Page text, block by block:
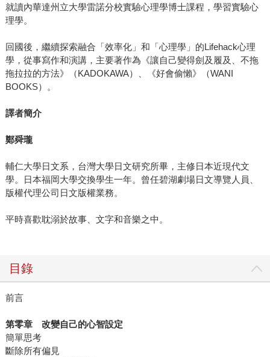
就讀內華達州立大學雷諾分校實驗心理學博士課程，學習實驗心
理學。
回國後，繼續探索融合「效率化」和「心理學」的Lifehack心理
學，從事寫作和演講，主要著作為《讓自己變得劍及履及、不拖
拖拉拉的方法》（KADOKAWA）、《好會偷懶》（WANI
BOOKS）。
譯者簡介
鄭舜瓏
輔仁大學日文系，台灣大學日文研究所畢，主修日本近現代文
學。日本福岡大學交換學生一年。曾任碧湖劇場日文導覽人員、
版權代理公司日文版權業務。
平時喜歡耽溺於故事、文字和音樂之中。
目錄
前言
第零章 改變自己的心智設定
簡單思考
斷除所有偏見